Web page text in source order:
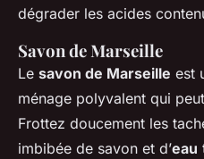
dégrader les acides
Savon de Marseille
Le savon de Marseille est
ménage polyvalent qui
Frottez doucement les
imbibée de savon et d’eau